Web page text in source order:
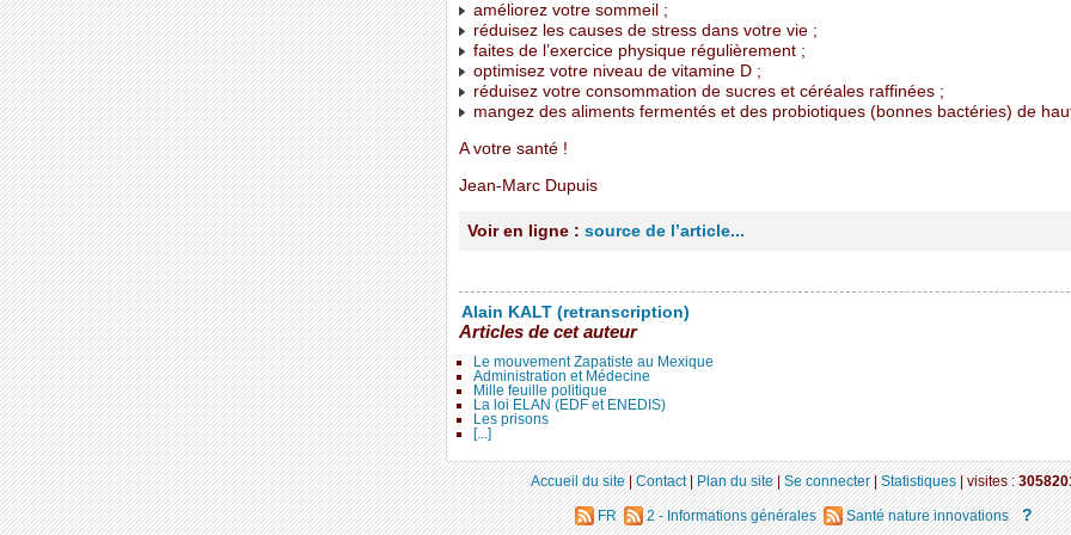
améliorez votre sommeil ;
réduisez les causes de stress dans votre vie ;
faites de l’exercice physique régulièrement ;
optimisez votre niveau de vitamine D ;
réduisez votre consommation de sucres et céréales raffinées ;
mangez des aliments fermentés et des probiotiques (bonnes bactéries) de
A votre santé !
Jean-Marc Dupuis
Voir en ligne : source de l’article...
Alain KALT (retranscription)
Articles de cet auteur
Le mouvement Zapatiste au Mexique
Administration et Médecine
Mille feuille politique
La loi ELAN (EDF et ENEDIS)
Les prisons
[...]
Accueil du site|Contact|Plan du site|Se connecter|Statistiques|visites :
FR 2 - Informations générales Santé nature innovations ?